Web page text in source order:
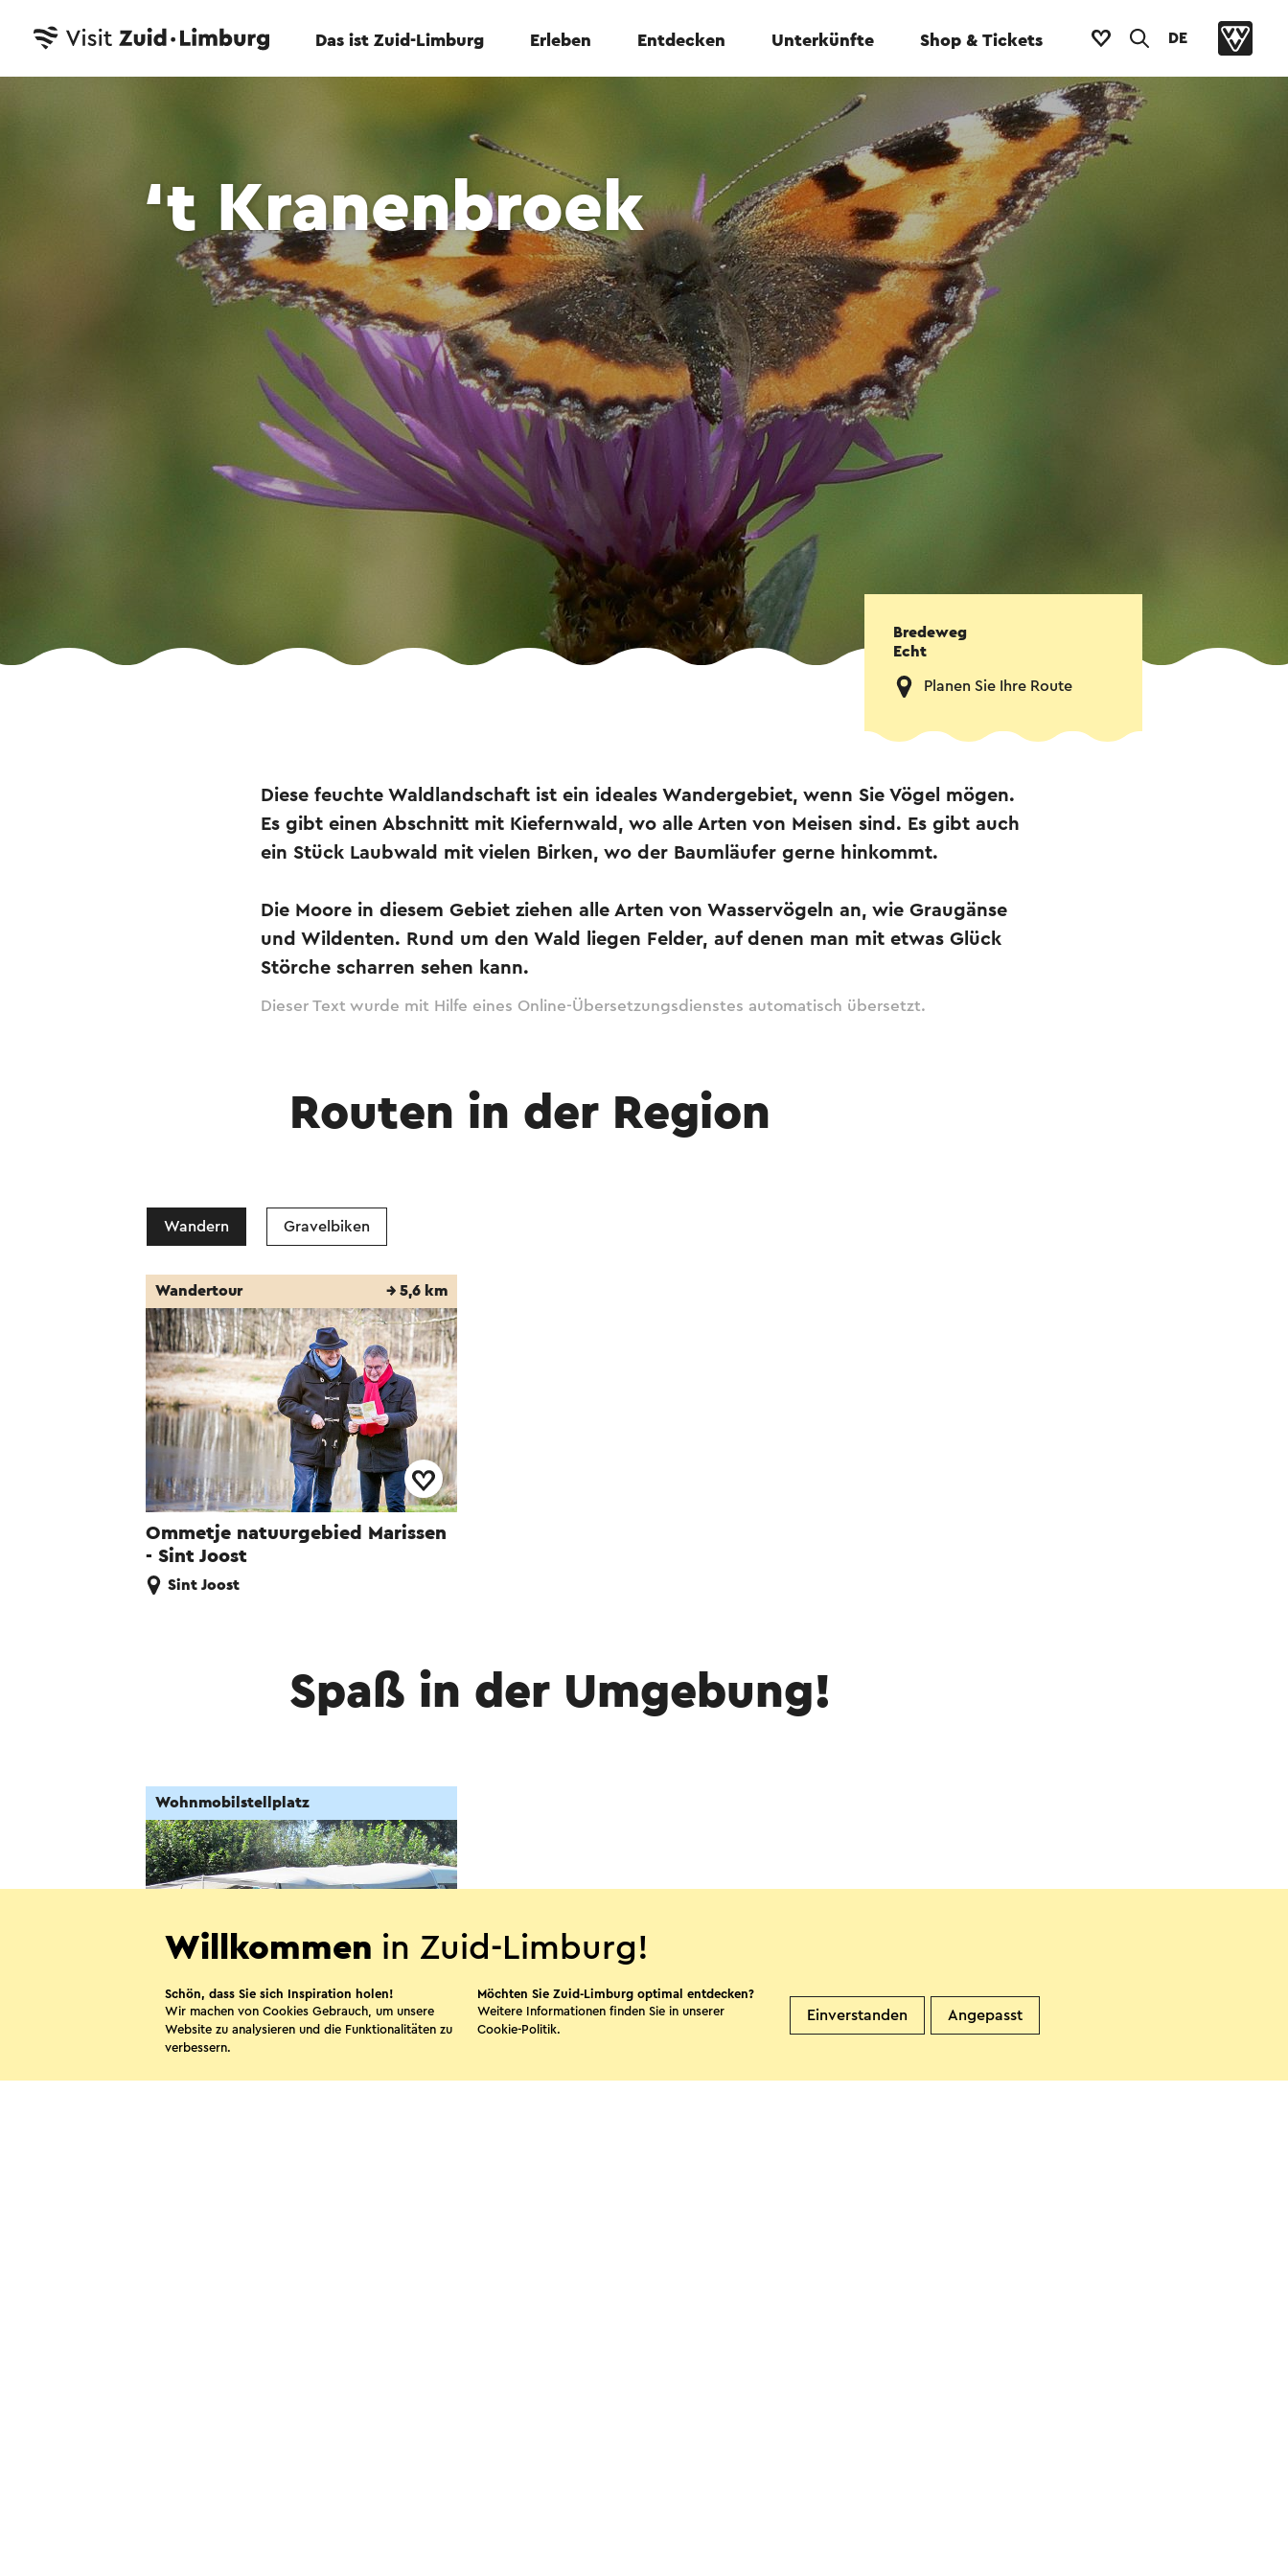
Das ist Zuid-Limburg Erleben Entdecken Unterkünfte Shop & Tickets DE
‘t Kranenbroek
Bredeweg
Echt
Planen Sie Ihre Route
Diese feuchte Waldlandschaft ist ein ideales Wandergebiet, wenn Sie Vögel mögen.
Es gibt einen Abschnitt mit Kiefernwald, wo alle Arten von Meisen sind. Es gibt auch
ein Stück Laubwald mit vielen Birken, wo der Baumläufer gerne hinkommt.
Die Moore in diesem Gebiet ziehen alle Arten von Wasservögeln an, wie Graugänse
und Wildenten. Rund um den Wald liegen Felder, auf denen man mit etwas Glück
Störche scharren sehen kann.
Dieser Text wurde mit Hilfe eines Online-Übersetzungsdienstes automatisch übersetzt.
Routen in der Region
Wandern Gravelbiken
Ommetje natuurgebied Marissen
- Sint Joost
Wandertour → 5,6 km
Sint Joost
Spaß in der Umgebung!
Camping Marisheem
Wohnmobilstellplatz
Echt
Willkommen in Zuid-Limburg!
Schön, dass Sie sich Inspiration holen!
Wir machen von Cookies Gebrauch, um unsere
Website zu analysieren und die Funktionalitäten zu
verbessern.
Möchten Sie Zuid-Limburg optimal entdecken?
Weitere Informationen finden Sie in unserer
Cookie-Politik.
Einverstanden Angepasst